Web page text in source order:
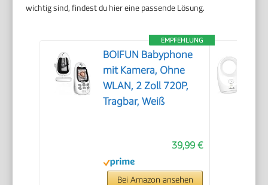
wichtig sind, findest du hier eine passende Lösung.
EMPFEHLUNG
BOIFUN Babyphone
mit Kamera, Ohne
WLAN, 2 Zoll 720P,
Tragbar, Weiß
39,99 €
Bei Amazon ansehen